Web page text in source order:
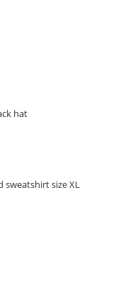
hat
sweatshirt size XL